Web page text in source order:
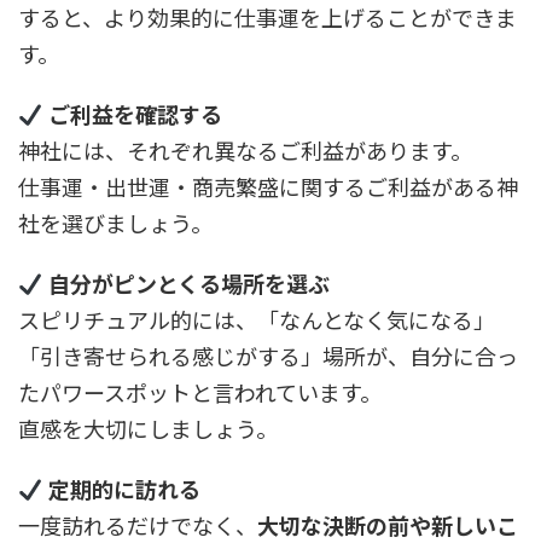
すると、より効果的に仕事運を上げることができま
す。
ご利益を確認する
神社には、それぞれ異なるご利益があります。
仕事運・出世運・商売繁盛に関するご利益がある神
社を選びましょう。
自分がピンとくる場所を選ぶ
スピリチュアル的には、「なんとなく気になる」
「引き寄せられる感じがする」場所が、自分に合っ
たパワースポットと言われています。
直感を大切にしましょう。
定期的に訪れる
一度訪れるだけでなく、 大切な決断の前や新しいこ